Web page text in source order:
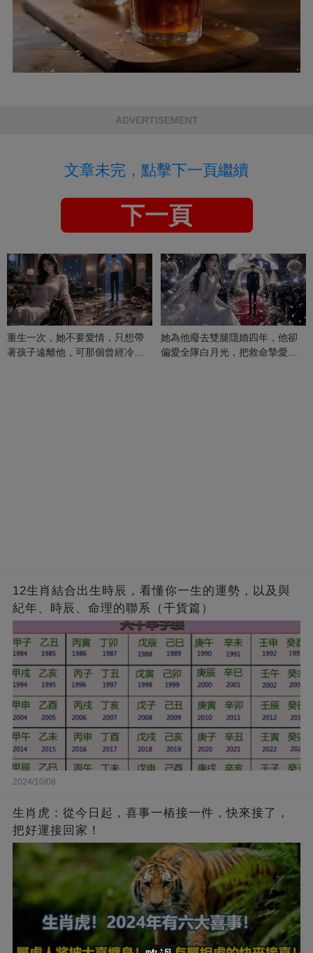
ADVERTISEMENT
文章未完，點擊下一頁繼續
下一頁
重生一次，她不要愛情，只想帶
著孩子遠離他，可那個曾經冷漠
她為他廢去雙腿隱婚四年，他卻
偏愛全隊白月光，把救命摯愛當
12生肖結合出生時辰，看懂你一生的運勢，以及與
紀年、時辰、命理的聯系（干貨篇）
2024/10/08
生肖虎：從今日起，喜事一樁接一件，快來接了，
把好運接回家！